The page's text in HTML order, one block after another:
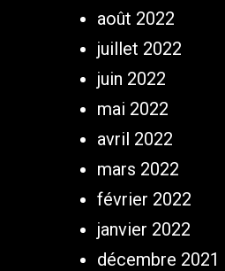
août 2022
juillet 2022
juin 2022
mai 2022
avril 2022
mars 2022
février 2022
janvier 2022
décembre 2021